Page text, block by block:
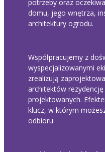
potrzeby oraz
domu, jego wnętrza,
architektury ogrodu.
Współpracujemy z
wyspecjalizowanymi
zrealizują
architektów
projektowanych.
klucz, w którym
odbioru.